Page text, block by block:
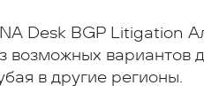
Desk BGP Litigation
возможных вариантов
в другие регионы.